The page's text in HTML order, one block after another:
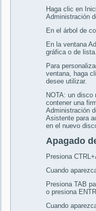
Haga clic en
Administración
En el árbol de
En la ventana
gráfica o de lista.
Para
ventana, haga
desee utilizar.
NOTA: un disco
contener una
Administración
Asistente para
en el nuevo
Apagado
Presiona
Cuando
Presiona TAB
o presiona
Cuando